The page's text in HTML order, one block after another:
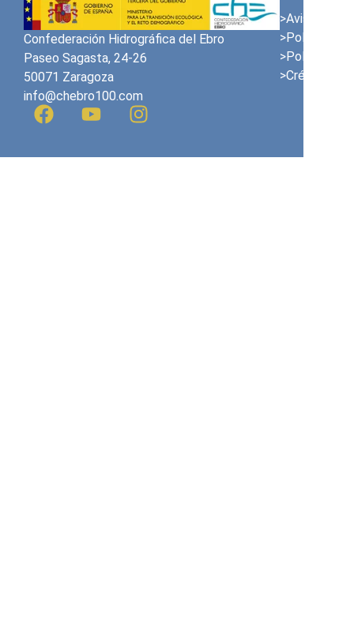
Confederación Hidrográfica del Ebro
Paseo Sagasta, 24-26
50071 Zaragoza
info@chebro100.com
>Avis
>Politique
>Politique
>Crédits